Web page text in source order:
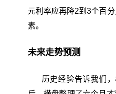
元利率应再降2到3个百
素。
未来走势预测
历史经验告诉我们，